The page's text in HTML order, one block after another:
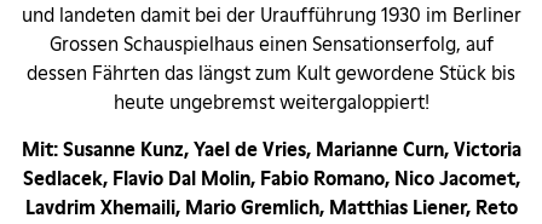
und landeten damit bei der Uraufführung 1930 im Berliner
Grossen Schauspielhaus einen Sensationserfolg, auf
dessen Fährten das längst zum Kult gewordene Stück bis
heute ungebremst weitergaloppiert!
Mit: Susanne Kunz, Yael de Vries, Marianne Curn, Victoria
Sedlacek, Flavio Dal Molin, Fabio Romano, Nico Jacomet,
Lavdrim Xhemaili, Mario Gremlich, Matthias Liener, Reto